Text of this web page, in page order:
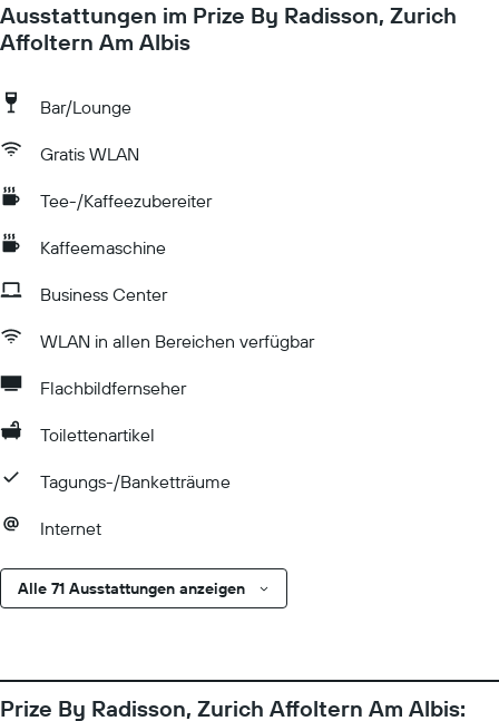
Ausstattungen im Prize By Radisson, Zurich
Affoltern Am Albis
Bar/Lounge
Gratis WLAN
Tee-/Kaffeezubereiter
Kaffeemaschine
Business Center
WLAN in allen Bereichen verfügbar
Flachbildfernseher
Toilettenartikel
Tagungs-/Banketträume
Internet
Alle 71 Ausstattungen anzeigen
Prize By Radisson, Zurich Affoltern Am Albis: